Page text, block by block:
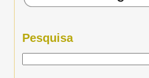
Pesquisa